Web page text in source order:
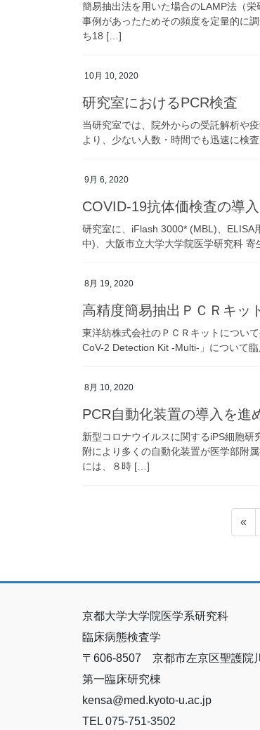
簡易抽出法を用いた場合のLAMP法（
事例があったためその頻度を定量的に
ち18 […]
10月 10, 2020
研究室におけるPCR検査
当研究室では、院外からの受託解析や
より、少ない人数・時間でも迅速に検
9月 6, 2020
COVID-19抗体価検査の導入
研究室に、iFlash 3000* (MBL)、
中)、大阪市立大学大学院医学研究科
8月 19, 2020
高精度簡易抽出ＰＣＲキッ
東洋紡株式会社のＰＣＲキットについ
CoV-2 Detection Kit -Multi-」について
8月 10, 2020
PCR自動化装置の導入を進
新型コロナウイルスに関するiPS細胞
附により多くの自動化装置が医学部附
には、８時 […]
ペ
ー
ジ
送
り
«
京都大学大学院医学系研究科
臨床病態検査学
〒606-8507 京都市左京区聖護院
第一臨床研究棟
kensa@med.kyoto-u.ac.jp
TEL 075-751-3502